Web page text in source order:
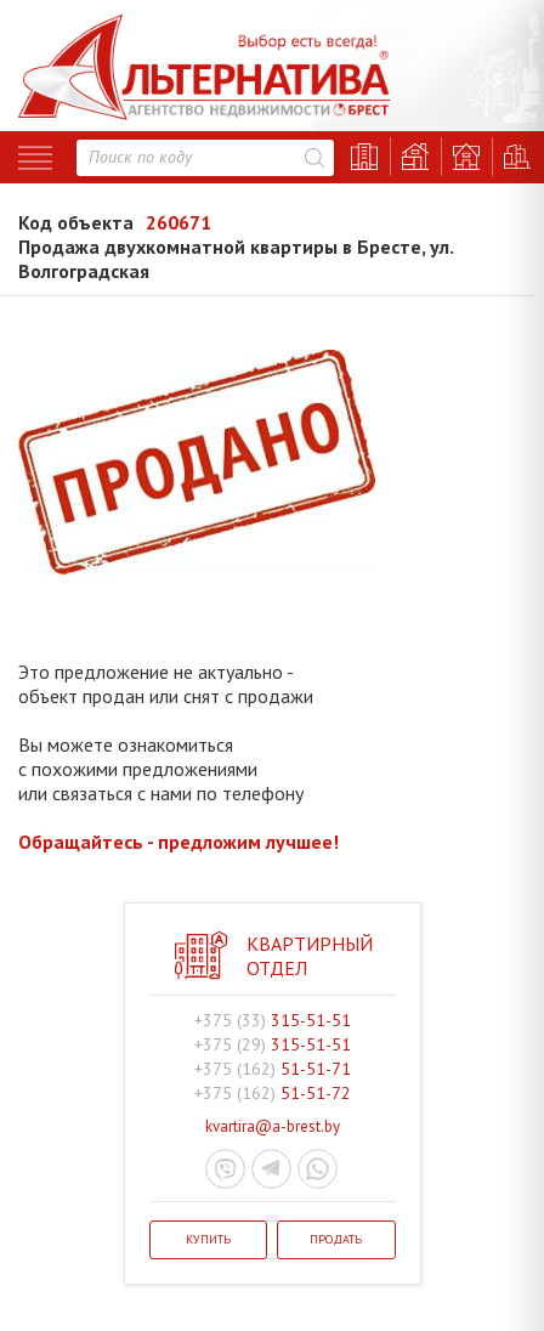
Код объекта 260671
Продажа двухкомнатной квартиры в Бресте, ул.
Волгоградская
Это предложение не актуально -
объект продан или снят с продажи
Вы можете ознакомиться
с похожими предложениями
или связаться с нами по телефону
Обращайтесь - предложим лучшее!
КВАРТИРНЫЙ
ОТДЕЛ
+375 (33) 315-51-51
+375 (29) 315-51-51
+375 (162) 51-51-71
+375 (162) 51-51-72
kvartira@a-brest.by
КУПИТЬ ПРОДАТЬ